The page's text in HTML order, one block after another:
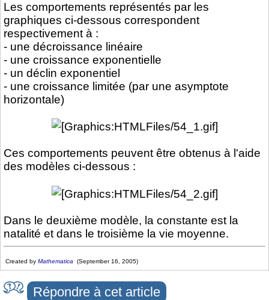
Les comportements représentés par les
graphiques ci-dessous correspondent
respectivement à :
- une décroissance linéaire
- une croissance exponentielle
- un déclin exponentiel
- une croissance limitée (par une asymptote
horizontale)
Ces comportements peuvent être obtenus à l'aide
des modèles ci-dessous :
Dans le deuxième modèle, la constante est la
natalité et dans le troisième la vie moyenne.
Created by Mathematica (September 16, 2005)
Répondre à cet article